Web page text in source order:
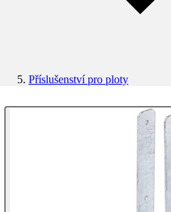
Příslušenství pro ploty